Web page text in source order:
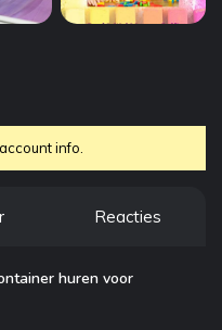
info.
Reacties
huren voor